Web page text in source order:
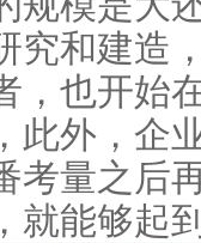
究和建造
，也开始
此外，企
考量之后
就能够起